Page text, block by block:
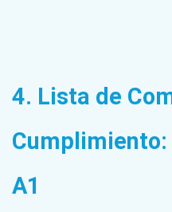
4. Lista de
A1